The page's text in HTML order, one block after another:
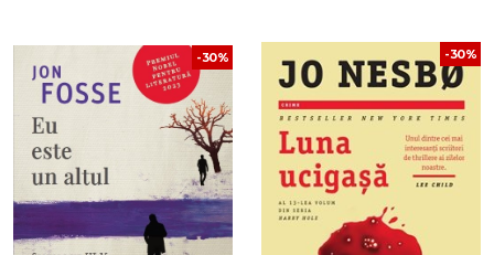
-30% -30%